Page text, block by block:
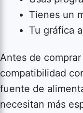
Tienes un
Tu gráfica
Antes de
compatibilidad
fuente de
necesitan más